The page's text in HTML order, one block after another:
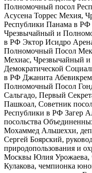
Полномочный посол
Асусена Торрес Мехия,
Республики Панама в РФ
Чрезвычайный и
в РФ Эктор Исидро
Полномочный Посол
Мехиас, Чрезвычайный
Демократической
в РФ Джанита
Полномочный Посол
Сальгадо, Первый
Пашкoал, Советник
Республики в РФ Загер
посольства
Мохаммед Альшеххи,
Сергей Боярский,
природопользования и
Москвы Юлия Урожаева,
Кулакова, чемпионка